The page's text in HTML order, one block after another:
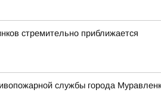
стремительно приближается
службы города